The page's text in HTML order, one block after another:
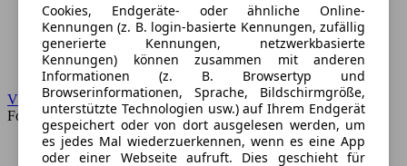
VW
Forum
Cookies, Endgeräte- oder ähnliche Online-
Kennungen (z. B. login-basierte Kennungen, zufällig
generierte Kennungen, netzwerkbasierte
Kennungen) können zusammen mit anderen
Informationen (z. B. Browsertyp und
Browserinformationen, Sprache, Bildschirmgröße,
unterstützte Technologien usw.) auf Ihrem Endgerät
gespeichert oder von dort ausgelesen werden, um
es jedes Mal wiederzuerkennen, wenn es eine App
oder einer Webseite aufruft. Dies geschieht für